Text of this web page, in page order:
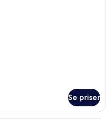
Se priser